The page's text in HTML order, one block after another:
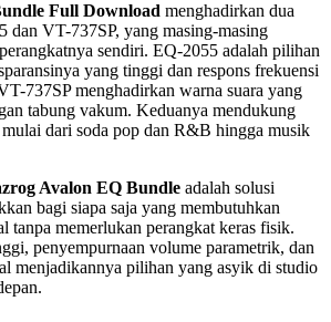
Full Download menghadirkan dua
dan VT-737SP, yang masing-masing
sendiri. EQ-2055 adalah pilihan
yang tinggi dan respons frekuensi
737SP menghadirkan warna suara yang
tabung vakum. Keduanya mendukung
dari soda pop dan R&B hingga musik
Avalon EQ Bundle adalah solusi
bagi siapa saja yang membutuhkan
tanpa memerlukan perangkat keras fisik.
penyempurnaan volume parametrik, dan
menjadikannya pilihan yang asyik di studio